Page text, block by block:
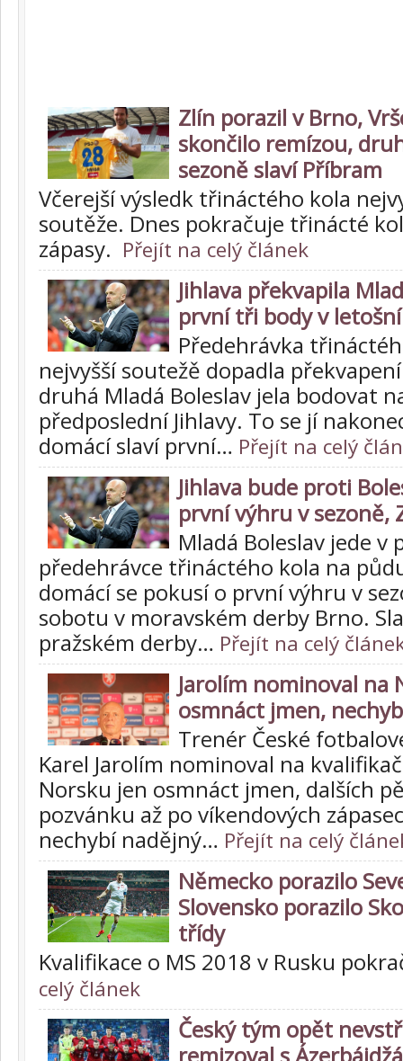
Zlín porazil v Brno,
skončilo remízou,
sezoně slaví Příbram
Včerejší výsledk třináctého kola
soutěže. Dnes pokračuje třinácté
zápasy. Přejít na celý článek
Jihlava překvapila
první tři body v
Předehrávka
nejvyšší soutežě dopadla
druhá Mladá Boleslav jela bodovat
předposlední Jihlavy. To se jí
domácí slaví první… Přejít na celý
Jihlava bude proti
první výhru v sezoně,
Mladá Boleslav jede v
předehrávce třináctého kola na
domácí se pokusí o první výhru v
sobotu v moravském derby Brno.
pražském derby… Přejít na celý
Jarolím nominoval na
osmnáct jmen,
Trenér České
Karel Jarolím nominoval na
Norsku jen osmnáct jmen, dalších
pozvánku až po víkendových
nechybí nadějný… Přejít na celý
Německo porazilo
Slovensko porazilo
třídy
Kvalifikace o MS 2018 v Rusku
celý článek
Český tým opět